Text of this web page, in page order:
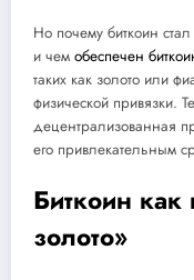
Но почему биткоин
и чем обеспечен
таких как золото или
физической привязки.
децентрализованная
его привлекательным
Биткоин
золото»